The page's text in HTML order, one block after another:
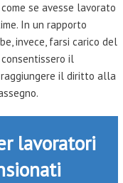
se avesse lavorato
In un rapporto
invece, farsi carico del
il
il diritto alla
lavoratori